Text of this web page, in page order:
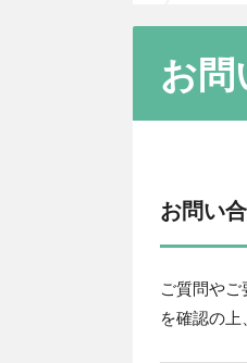
お
お問い
ご質問や
を確認の